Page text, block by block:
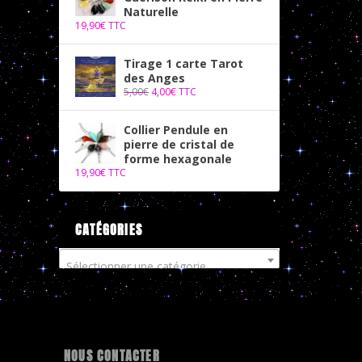
Naturelle
19,90€TTC
Tirage 1 carte Tarot
des Anges
5,00€ 4,00€TTC
Collier Pendule en
pierre de cristal de
forme hexagonale
19,90€TTC
CATÉGORIES
Sélectionner une catégorie
NOUS CONTACTER